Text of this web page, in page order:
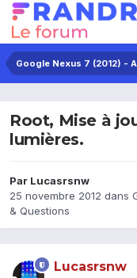
Google Nexus 7 (2012) -
Root, Mise à
lumières.
Par Lucasrsnw
25 novembre 2012 dans
& Questions
Lucasrsnw